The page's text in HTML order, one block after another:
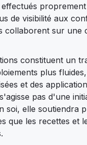
de visibilité aux
collaborent sur une
constituent un
plus
et des
pas d'une
soi, elle soutiendra
que les recettes et